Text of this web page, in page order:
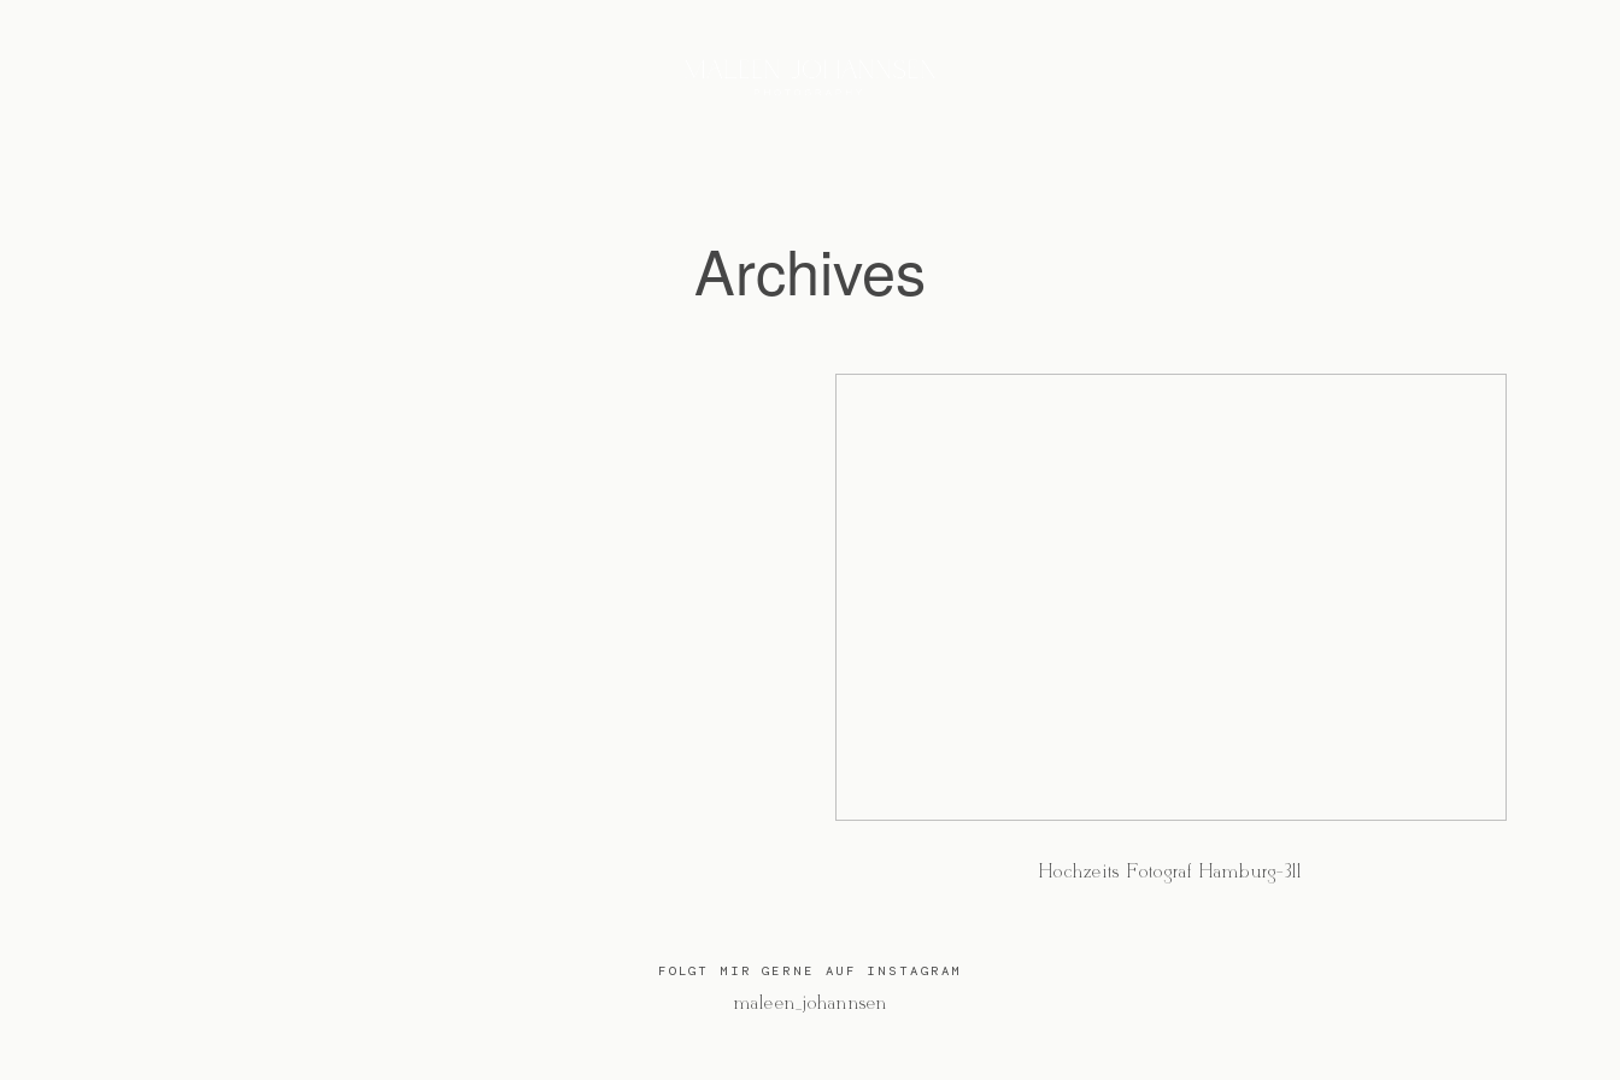
Archives
Hochzeits Fotograf Hamburg-311
FOLGT MIR GERNE AUF INSTAGRAM
@maleen_johannsen